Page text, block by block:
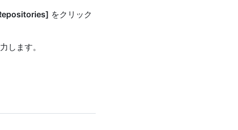
をクリック
します。